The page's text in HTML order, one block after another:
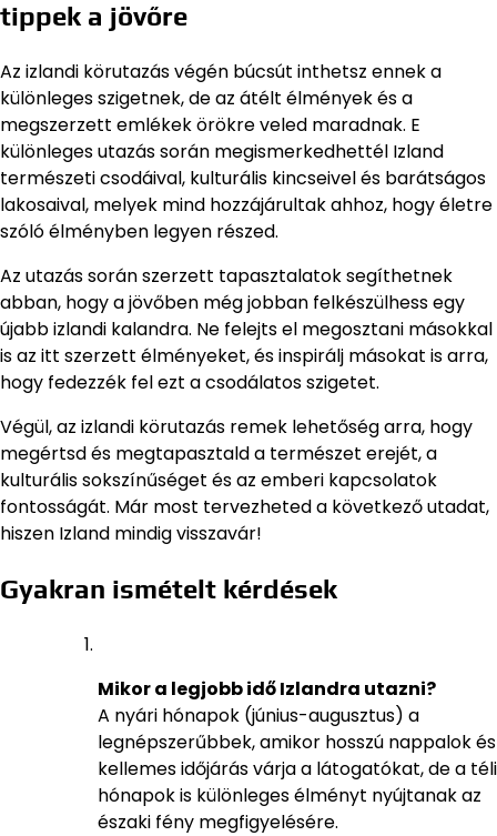
tippek a jövőre
Az izlandi körutazás végén búcsút inthetsz ennek a
különleges szigetnek, de az átélt élmények és a
megszerzett emlékek örökre veled maradnak. E
különleges utazás során megismerkedhettél Izland
természeti csodáival, kulturális kincseivel és barátságos
lakosaival, melyek mind hozzájárultak ahhoz, hogy életre
szóló élményben legyen részed.
Az utazás során szerzett tapasztalatok segíthetnek
abban, hogy a jövőben még jobban felkészülhess egy
újabb izlandi kalandra. Ne felejts el megosztani másokkal
is az itt szerzett élményeket, és inspirálj másokat is arra,
hogy fedezzék fel ezt a csodálatos szigetet.
Végül, az izlandi körutazás remek lehetőség arra, hogy
megértsd és megtapasztald a természet erejét, a
kulturális sokszínűséget és az emberi kapcsolatok
fontosságát. Már most tervezheted a következő utadat,
hiszen Izland mindig visszavár!
Gyakran ismételt kérdések
Mikor a legjobb idő Izlandra utazni?
A nyári hónapok (június-augusztus) a
legnépszerűbbek, amikor hosszú nappalok és
kellemes időjárás várja a látogatókat, de a téli
hónapok is különleges élményt nyújtanak az
északi fény megfigyelésére.